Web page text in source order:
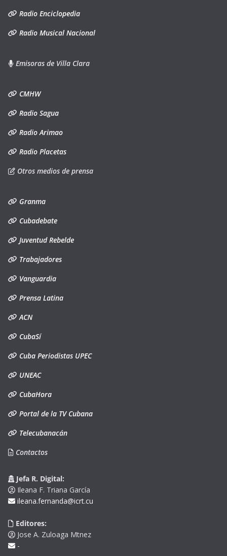
Radio Enciclopedia
Radio Musical Nacional
Emisoras de Villa Clara
CMHW
Radio Sagua
Radio Arimao
Radio Placetas
Otros medios de prensa
Granma
Cubadebate
Juventud Rebelde
Trabajadores
Vanguardia
Prensa Latina
ACN
CubaSí
Cuba Periodistas UPEC
UNEAC
CubaHora
Portal de la TV Cubana
Telecubanacán
Contactos
Jefa R. Digital:
Ileana F. Triana García
ileana.fernanda@icrt.cu
Editores:
Jose A. Zuloaga Mtnez
-